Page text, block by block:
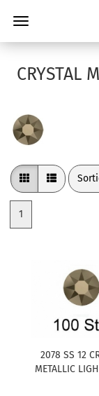
CRYSTAL
1
2078 SS 12
METALLIC